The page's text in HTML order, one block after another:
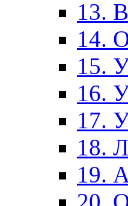
13.
14.
15.
16.
17.
18.
19.